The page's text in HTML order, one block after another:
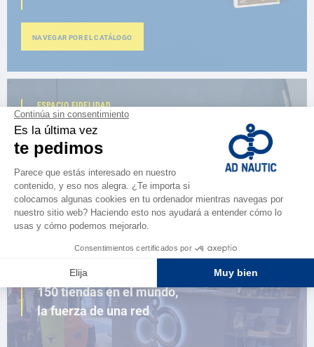
NAVEGAR POR EL CATÁLOGO
ESPACIO FIDELIDAD
¿Eres apasionado?
Benefíciate de ventajas exclusivas
AD FIDELITY
CERCA DE TI
150 tiendas en el mundo,
la fuerza de una red